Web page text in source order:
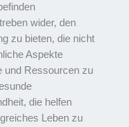
wider, den
zu bieten, die nicht
Aspekte
und Ressourcen zu
die helfen
Leben zu